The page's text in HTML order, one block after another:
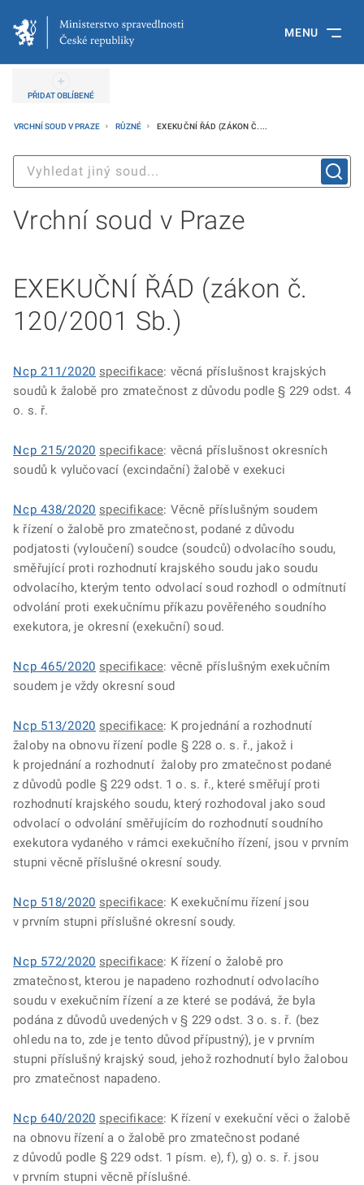
MENU
PŘIDAT OBLÍBENÉ
VRCHNÍ SOUD V PRAZE RŮZNÉ EXEKUČNÍ ŘÁD (ZÁKON Č....
Vrchní soud v Praze
EXEKUČNÍ ŘÁD (zákon č.
120/2001 Sb.)
Ncp 211/2020 specifikace: věcná příslušnost krajských
soudů k žalobě pro zmatečnost z důvodu podle § 229 odst. 4
o. s. ř.
Ncp 215/2020 specifikace: věcná příslušnost okresních
soudů k vylučovací (excindační) žalobě v exekuci
Ncp 438/2020 specifikace: Věcně příslušným soudem
k řízení o žalobě pro zmatečnost, podané z důvodu
podjatosti (vyloučení) soudce (soudců) odvolacího soudu,
směřující proti rozhodnutí krajského soudu jako soudu
odvolacího, kterým tento odvolací soud rozhodl o odmítnutí
odvolání proti exekučnímu příkazu pověřeného soudního
exekutora, je okresní (exekuční) soud.
Ncp 465/2020 specifikace: věcně příslušným exekučním
soudem je vždy okresní soud
Ncp 513/2020 specifikace: K projednání a rozhodnutí
žaloby na obnovu řízení podle § 228 o. s. ř., jakož i
k projednání a rozhodnutí žaloby pro zmatečnost podané
z důvodů podle § 229 odst. 1 o. s. ř., které směřují proti
rozhodnutí krajského soudu, který rozhodoval jako soud
odvolací o odvolání směřujícím do rozhodnutí soudního
exekutora vydaného v rámci exekučního řízení, jsou v prvním
stupni věcně příslušné okresní soudy.
Ncp 518/2020 specifikace: K exekučnímu řízení jsou
v prvním stupni příslušné okresní soudy.
Ncp 572/2020 specifikace: K řízení o žalobě pro
zmatečnost, kterou je napadeno rozhodnutí odvolacího
soudu v exekučním řízení a ze které se podává, že byla
podána z důvodů uvedených v § 229 odst. 3 o. s. ř. (bez
ohledu na to, zde je tento důvod přípustný), je v prvním
stupni příslušný krajský soud, jehož rozhodnutí bylo žalobou
pro zmatečnost napadeno.
Ncp 640/2020 specifikace: K řízení v exekuční věci o žalobě
na obnovu řízení a o žalobě pro zmatečnost podané
z důvodů podle § 229 odst. 1 písm. e), f), g) o. s. ř. jsou
v prvním stupni věcně příslušné.